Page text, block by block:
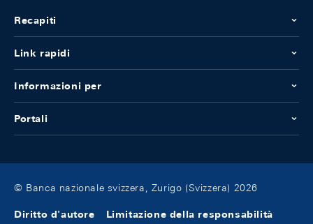
Recapiti
Link rapidi
Informazioni per
Portali
© Banca nazionale svizzera, Zurigo (Svizzera) 2026
Diritto d'autore Limitazione della responsabilità